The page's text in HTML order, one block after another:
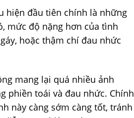
hiện đầu tiên chính là những
mức độ nặng hơn của tình
hoặc thậm chí đau nhức
mang lại quá nhiều ảnh
phiền toái và đau nhức. Chính
này càng sớm càng tốt, tránh